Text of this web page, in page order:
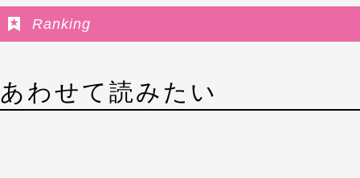
Ranking
あわせて読みたい